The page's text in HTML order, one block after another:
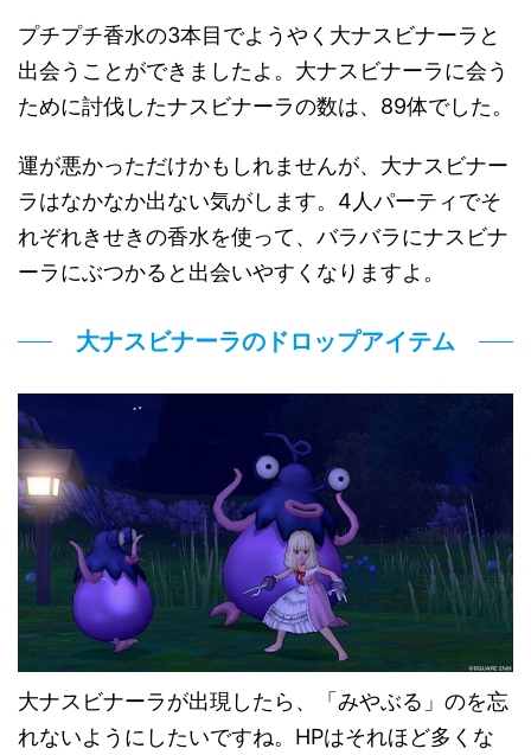
プチプチ香水の3本目でようやく大ナスビナーラと
出会うことができましたよ。大ナスビナーラに会う
ために討伐したナスビナーラの数は、89体でした。
運が悪かっただけかもしれませんが、大ナスビナー
ラはなかなか出ない気がします。4人パーティでそ
れぞれきせきの香水を使って、バラバラにナスビナ
ーラにぶつかると出会いやすくなりますよ。
大ナスビナーラのドロップアイテム
大ナスビナーラが出現したら、「みやぶる」のを忘
れないようにしたいですね。HPはそれほど多くな